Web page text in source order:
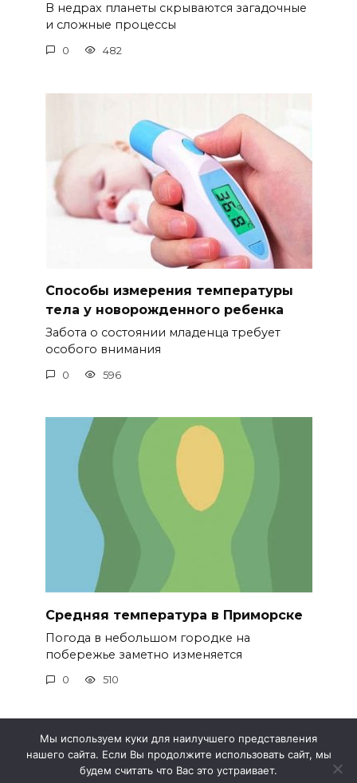
В недрах планеты скрываются загадочные
и сложные процессы
0 482
Способы измерения температуры
тела у новорожденного ребенка
Забота о состоянии младенца требует
особого внимания
0 596
Средняя температура в Приморске
Погода в небольшом городке на
побережье заметно изменяется
0 510
© 2026 Метео 4
Мы используем куки для наилучшего представления
нашего сайта. Если Вы продолжите использовать сайт, мы
будем считать что Вас это устраивает.